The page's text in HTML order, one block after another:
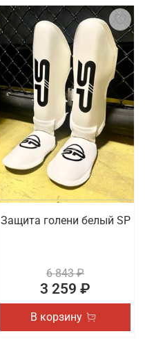
Защита голени белый SP
6 843 ₽
3 259 ₽
В корзину